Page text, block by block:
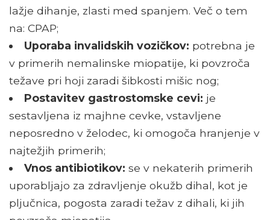
lažje dihanje, zlasti med spanjem. Več o tem
na: CPAP;
Uporaba invalidskih vozičkov: potrebna je
v primerih nemalinske miopatije, ki povzroča
težave pri hoji zaradi šibkosti mišic nog;
Postavitev gastrostomske cevi: je
sestavljena iz majhne cevke, vstavljene
neposredno v želodec, ki omogoča hranjenje v
najtežjih primerih;
Vnos antibiotikov: se v nekaterih primerih
uporabljajo za zdravljenje okužb dihal, kot je
pljučnica, pogosta zaradi težav z dihali, ki jih